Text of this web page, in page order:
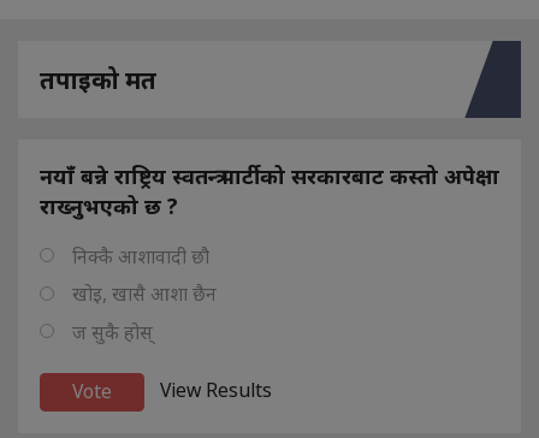
तपाइको मत
नयाँ बन्ने राष्ट्रिय स्वतन्त्र पार्टीको सरकारबाट कस्तो अपेक्षा
राख्नुभएको छ ?
निक्कै आशावादी छौ
खोइ, खासै आशा छैन
ज सुकै होस्
View Results